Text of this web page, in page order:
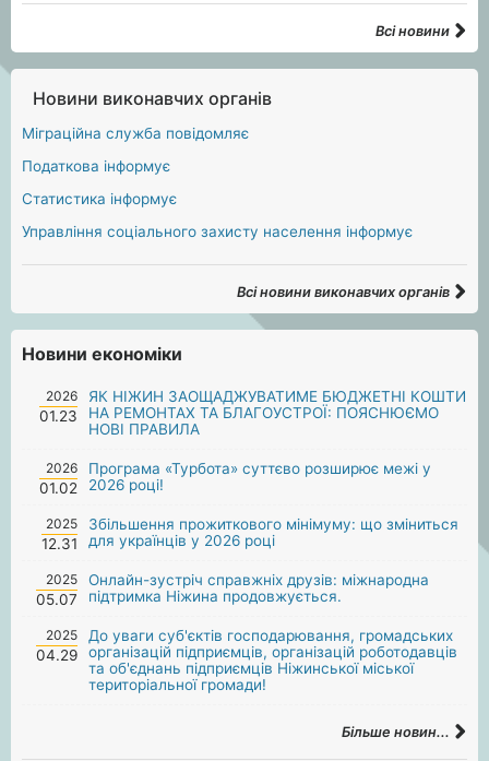
Всі новини
Новини виконавчих органів
Міграційна служба повідомляє
Податкова інформує
Статистика інформує
Управління соціального захисту населення інформує
Всі новини виконавчих органів
Новини економіки
2026
01.23
ЯК НІЖИН ЗАОЩАДЖУВАТИМЕ БЮДЖЕТНІ КОШТИ
НА РЕМОНТАХ ТА БЛАГОУСТРОЇ: ПОЯСНЮЄМО
НОВІ ПРАВИЛА
2026
01.02
Програма «Турбота» суттєво розширює межі у
2026 році!
2025
12.31
Збільшення прожиткового мінімуму: що зміниться
для українців у 2026 році
2025
05.07
Онлайн-зустріч справжніх друзів: міжнародна
підтримка Ніжина продовжується.
2025
04.29
До уваги суб'єктів господарювання, громадських
організацій підприємців, організацій роботодавців
та об'єднань підприємців Ніжинської міської
територіальної громади!
Більше новин...